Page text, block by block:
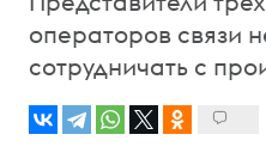
операторов связи
сотрудничать с